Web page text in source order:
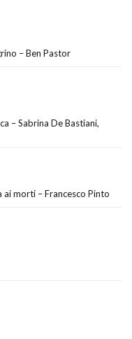
– Ben Pastor
– Sabrina De Bastiani,
ai morti – Francesco Pinto